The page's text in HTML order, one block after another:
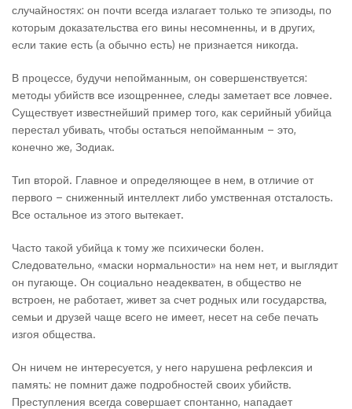
случайностях: он почти всегда излагает только те эпизоды, по
которым доказательства его вины несомненны, и в других,
если такие есть (а обычно есть) не признается никогда.
В процессе, будучи непойманным, он совершенствуется:
методы убийств все изощреннее, следы заметает все ловчее.
Существует известнейший пример того, как серийный убийца
перестал убивать, чтобы остаться непойманным – это,
конечно же, Зодиак.
Тип второй. Главное и определяющее в нем, в отличие от
первого – сниженный интеллект либо умственная отсталость.
Все остальное из этого вытекает.
Часто такой убийца к тому же психически болен.
Следовательно, «маски нормальности» на нем нет, и выглядит
он пугающе. Он социально неадекватен, в общество не
встроен, не работает, живет за счет родных или государства,
семьи и друзей чаще всего не имеет, несет на себе печать
изгоя общества.
Он ничем не интересуется, у него нарушена рефлексия и
память: не помнит даже подробностей своих убийств.
Преступления всегда совершает спонтанно, нападает